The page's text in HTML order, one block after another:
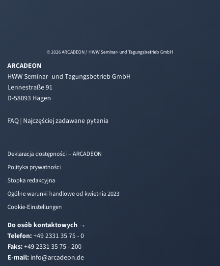
© 2026 ARCADEON / HWW Seminar- und Tagungsbetrieb GmbH
ARCADEON
HWW Seminar- und Tagungsbetrieb GmbH
Lennestraße 91
D-58093 Hagen
FAQ | Najczęściej zadawane pytania
Deklaracja dostępności – ARCADEON
Polityka prywatności
Stopka redakcyjna
Ogólne warunki handlowe od kwietnia 2023
Cookie-Einstellungen
Do osób kontaktowych →
Telefon:+49 2331 35 75 - 0
Faks:+49 2331 35 75 - 200
E-mail:
ed.no
edacr
a@ofn
i